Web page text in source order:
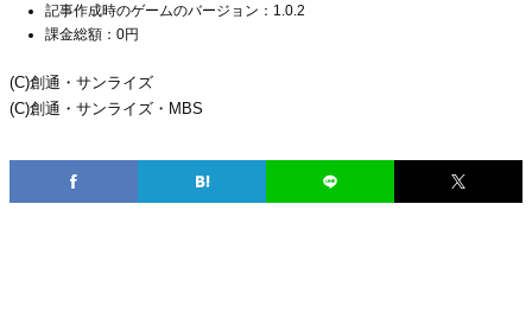
記事作成時のゲームのバージョン：1.0.2
課金総額：0円
(C)創通・サンライズ
(C)創通・サンライズ・MBS